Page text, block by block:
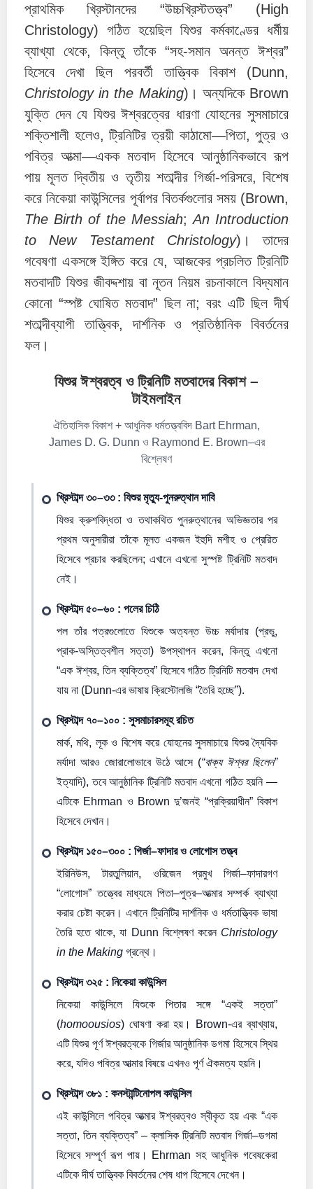
প্রাথমিক খ্রিস্টানদের “উচ্চখ্রিস্টতত্ত্ব” (High
Christology) গঠিত হয়েছিল যিশুর কর্মকাণ্ডের ধর্মীয়
ব্যাখ্যা থেকে, কিন্তু তাঁকে “সহ-সমান অনন্ত ঈশ্বর”
হিসেবে দেখা ছিল পরবর্তী তাত্ত্বিক বিকাশ (Dunn,
Christology in the Making)। অন্যদিকে Brown
যুক্তি দেন যে যিশুর ঈশ্বরত্বের ধারণা যোহনের সুসমাচারে
শক্তিশালী হলেও, ট্রিনিটির ত্রয়ী কাঠামো—পিতা, পুত্র ও
পবিত্র আত্মা—একক মতবাদ হিসেবে আনুষ্ঠানিকভাবে রূপ
পায় মূলত দ্বিতীয় ও তৃতীয় শতাব্দীর গির্জা-পরিসরে, বিশেষ
করে নিকেয়া কাউন্সিলের পূর্বাপর বিতর্কগুলোর সময় (Brown,
The Birth of the Messiah;An Introduction
to New Testament Christology)। তাদের
গবেষণা একসঙ্গে ইঙ্গিত করে যে, আজকের প্রচলিত ট্রিনিটি
মতবাদটি যিশুর জীবদ্দশায় বা নূতন নিয়ম রচনাকালে বিদ্যমান
কোনো “স্পষ্ট ঘোষিত মতবাদ” ছিল না; বরং এটি ছিল দীর্ঘ
শতাব্দীব্যাপী তাত্ত্বিক, দার্শনিক ও প্রতিষ্ঠানিক বিবর্তনের
ফল।
যিশুর ঈশ্বরত্ব ও ট্রিনিটি মতবাদের বিকাশ –
টাইমলাইন
ঐতিহাসিক বিকাশ + আধুনিক ধর্মতত্ত্ববিদ Bart Ehrman,
James D. G. Dunn ও Raymond E. Brown–এর
বিশ্লেষণ
খ্রিস্টাব্দ ৩০–৩৩ : যিশুর মৃত্যু-পুনরুত্থান দাবি
যিশুর ক্রুশবিদ্ধতা ও তথাকথিত পুনরুত্থানের অভিজ্ঞতার পর
প্রথম অনুসারীরা তাঁকে মূলত একজন ইহুদি মশীহ ও প্রেরিত
হিসেবে প্রচার করছিলেন; এখানে এখনো সুস্পষ্ট ট্রিনিটি মতবাদ
নেই।
খ্রিস্টাব্দ ৫০–৬০ : পলের চিঠি
পল তাঁর পত্রগুলোতে যিশুকে অত্যন্ত উচ্চ মর্যাদায় (প্রভু,
প্রাক-অস্তিত্বশীল সত্তা) উপস্থাপন করেন, কিন্তু এখনো
“এক ঈশ্বর, তিন ব্যক্তিত্ব” হিসেবে গঠিত ট্রিনিটি মতবাদ দেখা
যায় না (Dunn-এর ভাষায় ক্রিস্টোলজি “তৈরি হচ্ছে”).
খ্রিস্টাব্দ ৭০–১০০ : সুসমাচারসমূহ রচিত
মার্ক, মথি, লূক ও বিশেষ করে যোহনের সুসমাচারে যিশুর দ্যৈবিক
মর্যাদা আরও জোরালোভাবে উঠে আসে (“বাক্য ঈশ্বর ছিলেন”
ইত্যাদি), তবে আনুষ্ঠানিক ট্রিনিটি মতবাদ এখনো গঠিত হয়নি —
এটিকে Ehrman ও Brown দু’জনই “প্রক্রিয়াধীন” বিকাশ
হিসেবে দেখান।
খ্রিস্টাব্দ ১৫০–৩০০ : গির্জা–ফাদার ও লোগোস তত্ত্ব
ইরিনিউস, টারতুলিয়ান, ওরিজেন প্রমুখ গির্জা–ফাদারগণ
“লোগোস” তত্ত্বের মাধ্যমে পিতা–পুত্র–আত্মার সম্পর্ক ব্যাখ্যা
করার চেষ্টা করেন। এখানে ট্রিনিটির দার্শনিক ও ধর্মতাত্ত্বিক ভাষা
তৈরি হতে থাকে, যা Dunn বিশ্লেষণ করেন Christology
in the Making গ্রন্থে।
খ্রিস্টাব্দ ৩২৫ : নিকেয়া কাউন্সিল
নিকেয়া কাউন্সিলে যিশুকে পিতার সঙ্গে “একই সত্তা”
(homoousios) ঘোষণা করা হয়। Brown-এর ব্যাখ্যায়,
এটি যিশুর পূর্ণ ঈশ্বরত্বকে গির্জার আনুষ্ঠানিক ডগমা হিসেবে স্থির
করে, যদিও পবিত্র আত্মার বিষয়ে এখনও পূর্ণ ঐকমত্য হয়নি।
খ্রিস্টাব্দ ৩৮১ : কনস্টান্টিনোপল কাউন্সিল
এই কাউন্সিলে পবিত্র আত্মার ঈশ্বরত্বও স্বীকৃত হয় এবং “এক
সত্তা, তিন ব্যক্তিত্ব” – ক্লাসিক ট্রিনিটি মতবাদ গির্জা–ডগমা
হিসেবে সম্পূর্ণ রূপ পায়। Ehrman সহ আধুনিক গবেষকেরা
এটিকে দীর্ঘ তাত্ত্বিক বিবর্তনের শেষ ধাপ হিসেবে দেখেন।